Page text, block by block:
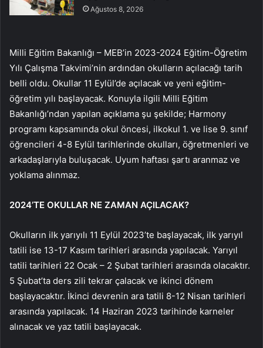
Ağustos 8, 2026
Milli Eğitim Bakanlığı – MEB’in 2023-2024 Eğitim-Öğretim
Yılı Çalışma Takvimi’nin ardından okulların açılacağı tarih
belli oldu. Okullar 11 Eylül’de açılacak ve yeni eğitim-
öğretim yılı başlayacak. Konuyla ilgili Milli Eğitim
Bakanlığı’ndan yapılan açıklama şu şekilde; Harmony
programı kapsamında okul öncesi, ilkokul 1. ve lise 9. sınıf
öğrencileri 4-8 Eylül tarihlerinde okulları, öğretmenleri ve
arkadaşlarıyla buluşacak. Uyum haftası şartı aranmaz ve
yoklama alınmaz.
2024’TE OKULLAR NE ZAMAN AÇILACAK?
Okulların ilk yarıyılı 11 Eylül 2023’te başlayacak, ilk yarıyıl
tatili ise 13-17 Kasım tarihleri ​​arasında yapılacak. Yarıyıl
tatili tarihleri ​​22 Ocak – 2 Şubat tarihleri ​​arasında olacaktır.
5 Şubat’ta ders zili tekrar çalacak ve ikinci dönem
başlayacaktır. İkinci devrenin ara tatili 8-12 Nisan tarihleri ​​
arasında yapılacak. 14 Haziran 2023 tarihinde karneler
alınacak ve yaz tatili başlayacak.